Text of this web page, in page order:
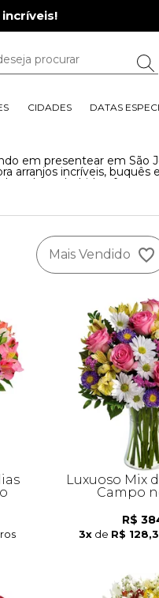
CIDADES DATAS
em presentear em São
arranjos incríveis,
bebidas, frutas,
Mais Vendido
Luxuoso Mix
Campo
R$
3x de R$